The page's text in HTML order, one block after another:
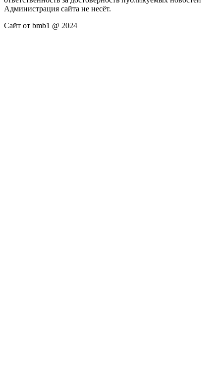
Администрация сайта не несёт.
Сайт от bmb1 @ 2024